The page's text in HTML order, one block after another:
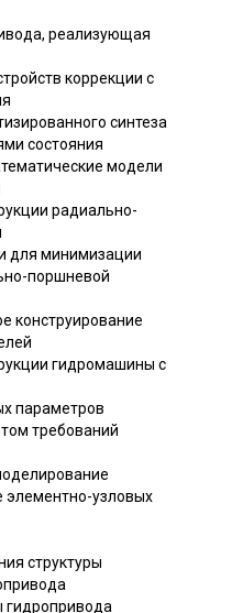
реализующая
коррекции с
синтеза
состояния
модели
радиально-
для минимизации
поршневой
конструирование
гидромашины с
параметров
требований
элементно-узловых
структуры
гидропривода